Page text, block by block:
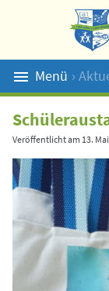
Menü ›
Suche
Veröffentlicht am 13.